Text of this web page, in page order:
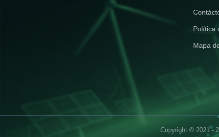
Política
Mapa
Copyright © 2021 -